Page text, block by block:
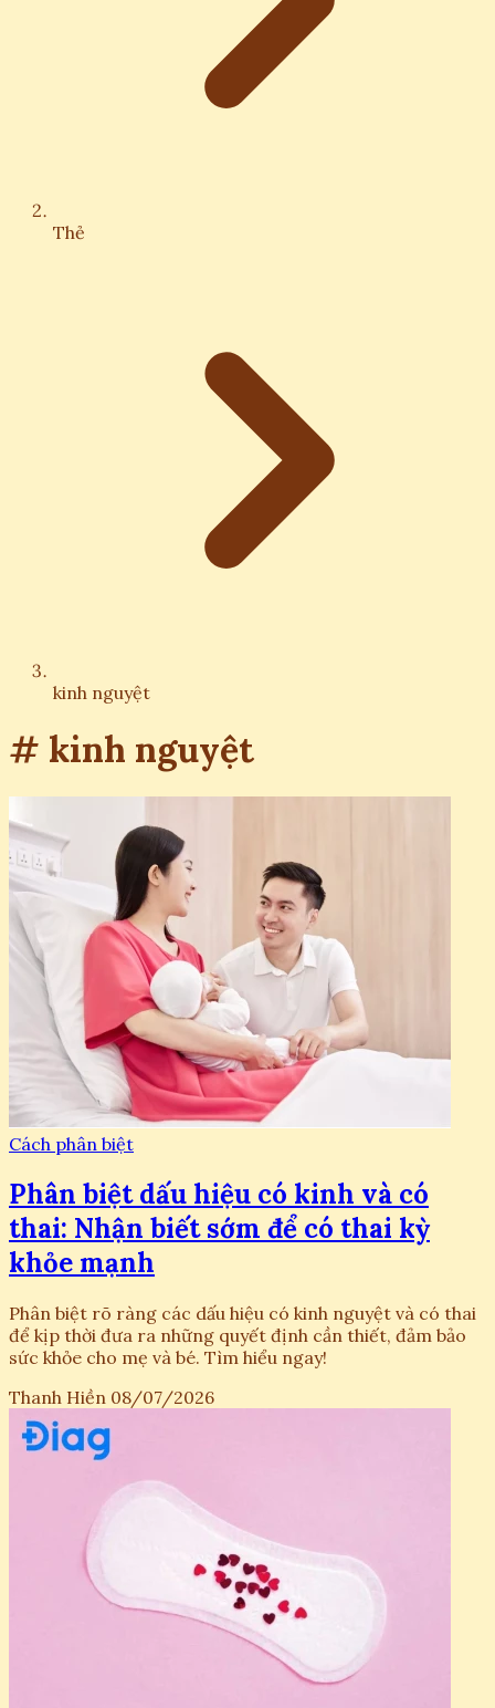
Thẻ
kinh nguyệt
# kinh nguyệt
Cách phân biệt
Phân biệt dấu hiệu có kinh và có
thai: Nhận biết sớm để có thai kỳ
khỏe mạnh
Phân biệt rõ ràng các dấu hiệu có kinh nguyệt và có thai
để kịp thời đưa ra những quyết định cần thiết, đảm bảo
sức khỏe cho mẹ và bé. Tìm hiểu ngay!
Thanh Hiền 08/07/2026